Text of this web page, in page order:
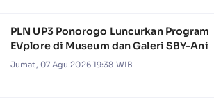
PLN UP3 Ponorogo Luncurkan Program
EVplore di Museum dan Galeri SBY-Ani
Jumat, 07 Agu 2026 19:38 WIB